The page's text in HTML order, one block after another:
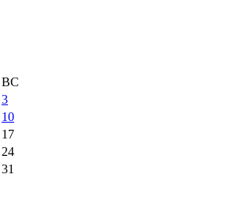
ВС
3
10
17
24
31